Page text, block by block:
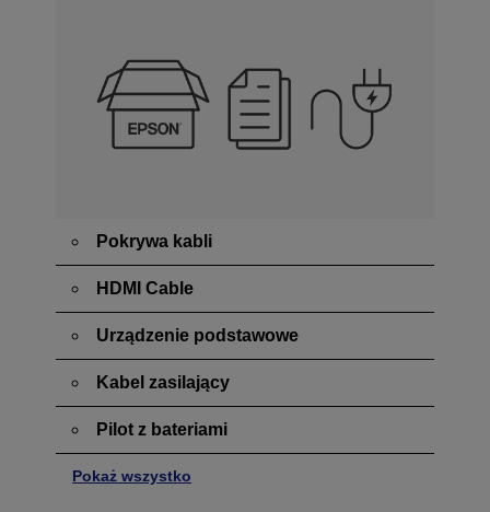
Pokrywa kabli
HDMI Cable
Urządzenie podstawowe
Kabel zasilający
Pilot z bateriami
Pokaż wszystko